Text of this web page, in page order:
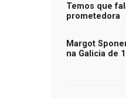
Temos que
prometedora
Margot
na Galicia de